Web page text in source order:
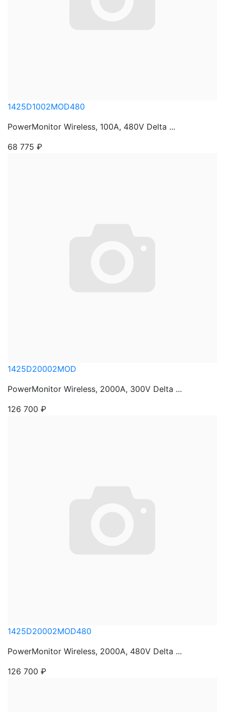
1425D1002MOD480
PowerMonitor Wireless, 100A, 480V Delta ...
68 775 ₽
1425D20002MOD
PowerMonitor Wireless, 2000A, 300V Delta ...
126 700 ₽
1425D20002MOD480
PowerMonitor Wireless, 2000A, 480V Delta ...
126 700 ₽